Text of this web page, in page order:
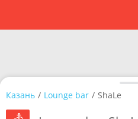
Казань / Lounge bar / ShaLe